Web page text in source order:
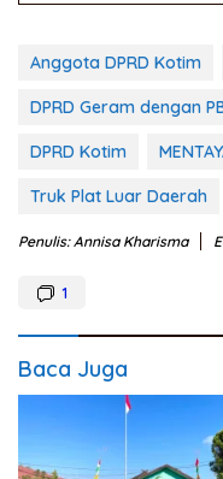
Anggota DPRD Kotim
DPRD Geram dengan
DPRD Kotim
Truk Plat Luar Daerah
Penulis: Annisa Kharisma
1
Baca Juga